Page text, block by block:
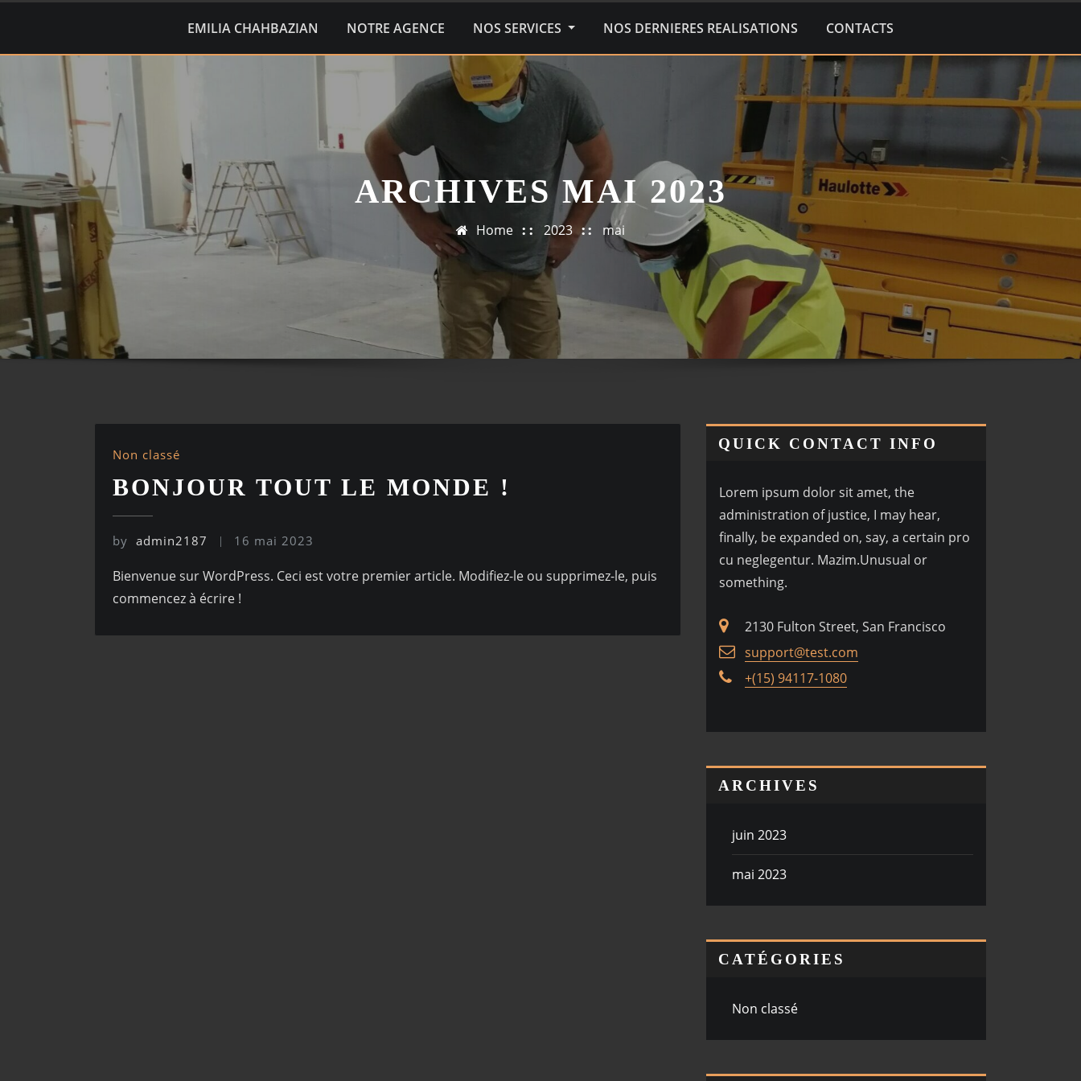
EMILIA CHAHBAZIAN NOTRE AGENCE NOS SERVICES NOS DERNIERES REALISATIONS CONTACTS
ARCHIVES MAI 2023
Home 2023 mai
Non classé
BONJOUR TOUT LE MONDE !
by admin2187 16 mai 2023
Bienvenue sur WordPress. Ceci est votre premier article. Modifiez-le ou supprimez-le, puis
commencez à écrire !
QUICK CONTACT INFO
Lorem ipsum dolor sit amet, the
administration of justice, I may hear,
finally, be expanded on, say, a certain pro
cu neglegentur. Mazim.Unusual or
something.
2130 Fulton Street, San Francisco
support@test.com
+(15) 94117-1080
ARCHIVES
juin 2023
mai 2023
CATÉGORIES
Non classé